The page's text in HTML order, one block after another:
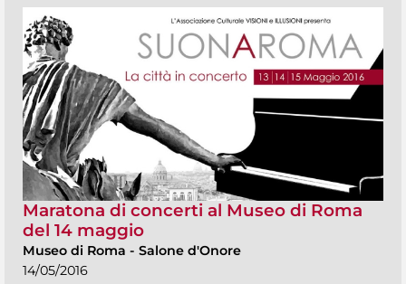
Maratona di concerti al Museo di Roma
del 14 maggio
Museo di Roma - Salone d'Onore
14/05/2016